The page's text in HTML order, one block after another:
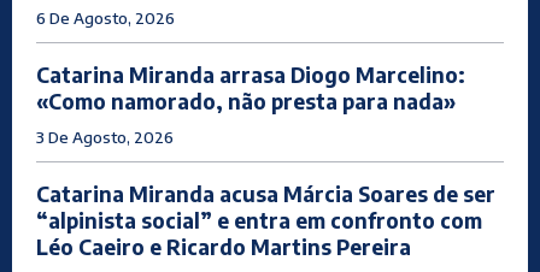
6 De Agosto, 2026
Catarina Miranda arrasa Diogo Marcelino:
«Como namorado, não presta para nada»
3 De Agosto, 2026
Catarina Miranda acusa Márcia Soares de ser
“alpinista social” e entra em confronto com
Léo Caeiro e Ricardo Martins Pereira